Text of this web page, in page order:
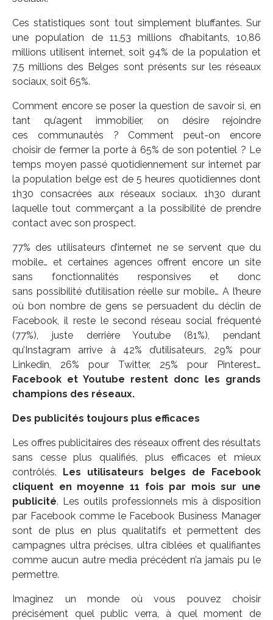
Ces statistiques sont tout simplement bluffantes. Sur
une population de 11,53 millions d’habitants, 10,86
millions utilisent internet, soit 94% de la population et
7,5 millions des Belges sont présents sur les réseaux
sociaux, soit 65%.
Comment encore se poser la question de savoir si, en
tant qu’agent immobilier, on désire rejoindre
ces communautés ? Comment peut-on encore
choisir de fermer la porte à 65% de son potentiel ? Le
temps moyen passé quotidiennement sur internet par
la population belge est de 5 heures quotidiennes dont
1h30 consacrées aux réseaux sociaux. 1h30 durant
laquelle tout commerçant a la possibilité de prendre
contact avec son prospect.
77% des utilisateurs d’internet ne se servent que du
mobile… et certaines agences offrent encore un site
sans fonctionnalités responsives et donc
sans possibilité d’utilisation réelle sur mobile… A l’heure
où bon nombre de gens se persuadent du déclin de
Facebook, il reste le second réseau social fréquenté
(77%), juste derrière Youtube (81%), pendant
qu’Instagram arrive à 42% d’utilisateurs, 29% pour
Linkedin, 26% pour Twitter, 25% pour Pinterest…
Facebook et Youtube restent donc les grands
champions des réseaux.
Des publicités toujours plus efficaces
Les offres publicitaires des réseaux offrent des résultats
sans cesse plus qualifiés, plus efficaces et mieux
contrôlés. Les utilisateurs belges de Facebook
cliquent en moyenne 11 fois par mois sur une
publicité. Les outils professionnels mis à disposition
par Facebook comme le Facebook Business Manager
sont de plus en plus qualitatifs et permettent des
campagnes ultra précises, ultra ciblées et qualifiantes
comme aucun autre media précédent n’a jamais pu le
permettre.
Imaginez un monde où vous pouvez choisir
précisément quel public verra, à quel moment de